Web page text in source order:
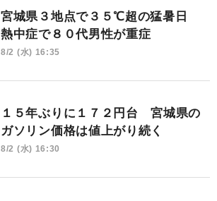
宮城県３地点で３５℃超の猛暑日
熱中症で８０代男性が重症
8/2 (水) 16:35
１５年ぶりに１７２円台 宮城県の
ガソリン価格は値上がり続く
8/2 (水) 16:30